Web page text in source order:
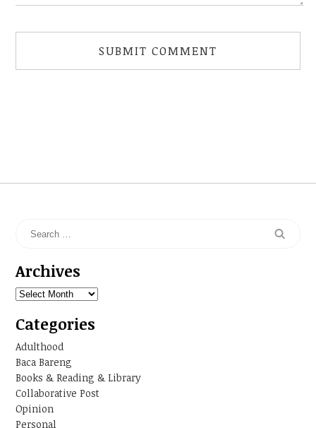
Archives
Archives
Categories
Adulthood
Baca Bareng
Books & Reading & Library
Collaborative Post
Opinion
Personal